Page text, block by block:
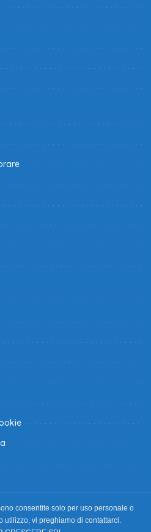
consentite solo per uso personale o
utilizzo, vi preghiamo di contattarci.